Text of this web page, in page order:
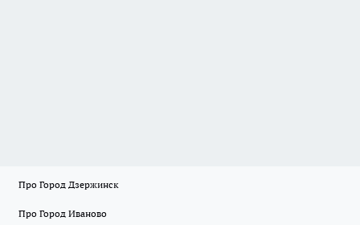
Про Город Дзержинск
Про Город Иваново